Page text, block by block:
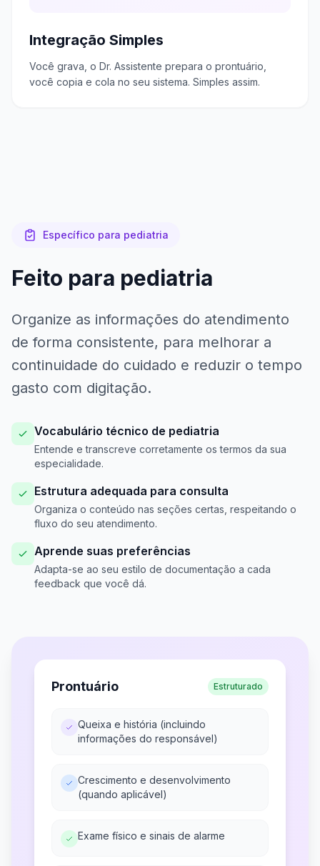
Integração Simples
Você grava, o Dr. Assistente prepara o prontuário,
você copia e cola no seu sistema. Simples assim.
Específico para pediatria
Feito para pediatria
Organize as informações do atendimento
de forma consistente, para melhorar a
continuidade do cuidado e reduzir o tempo
gasto com digitação.
Vocabulário técnico de pediatria
Entende e transcreve corretamente os termos da sua
especialidade.
Estrutura adequada para consulta
Organiza o conteúdo nas seções certas, respeitando o
fluxo do seu atendimento.
Aprende suas preferências
Adapta-se ao seu estilo de documentação a cada
feedback que você dá.
Prontuário Estruturado
Queixa e história (incluindo
informações do responsável)
Crescimento e desenvolvimento
(quando aplicável)
Exame físico e sinais de alarme